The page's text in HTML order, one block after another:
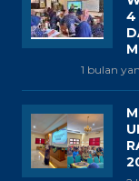
4
1 bulan